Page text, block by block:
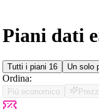
Piani dati
Tutti i piani 16 Un solo
Ordina:
Più economico